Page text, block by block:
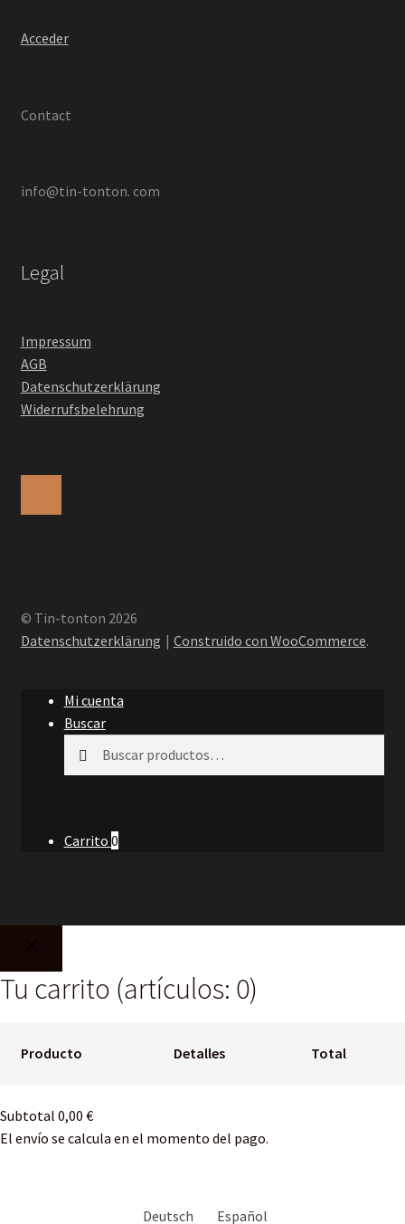
Acceder
Contact
info@tin-tonton. com
Legal
Impressum
AGB
Datenschutzerklärung
Widerrufsbelehrung
© Tin-tonton 2026
Datenschutzerklärung
Construido con WooCommerce.
Mi cuenta
Buscar
Carrito 0
Tu carrito (artículos: 0)
del
Producto Detalles Total
Subtotal 0,00 €
El envío se calcula en el momento del pago.
Deutsch
Español